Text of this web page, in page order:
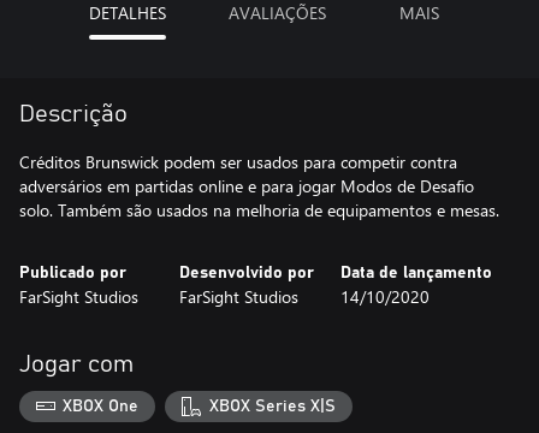
DETALHES AVALIAÇÕES MAIS
Descrição
Créditos Brunswick podem ser usados para competir contra
adversários em partidas online e para jogar Modos de Desafio
solo. Também são usados na melhoria de equipamentos e mesas.
Publicado por
FarSight Studios
Desenvolvido por
FarSight Studios
Data de lançamento
14/10/2020
Jogar com
XBOX One XBOX Series X|S